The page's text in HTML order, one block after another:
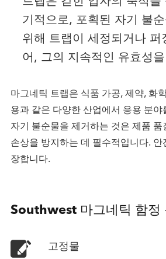
기적으로, 포획된 자기 불순
위해 트랩이 세정되거나 퍼
어, 그의 지속적인 유효성
마그네틱 트랩은 식품 가공, 제약, 화
용과 같은 다양한 산업에서 응용 분야
자기 불순물을 제거하는 것은 제품 품
손상을 방지하는 데 필수적입니다. 안
장합니다.
Southwest 마그네틱 함정
고정물